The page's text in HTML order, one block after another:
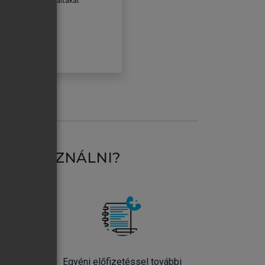
HASZNÁLNI?
Egyéni előfizetéssel további